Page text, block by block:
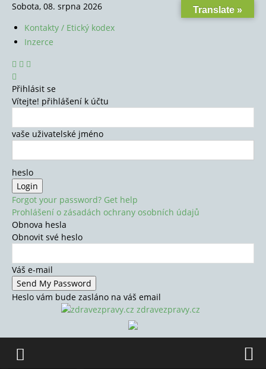
Sobota, 08. srpna 2026
Kontakty / Etický kodex
Inzerce
Přihlásit se
Vítejte! přihlášení k účtu
vaše uživatelské jméno
heslo
Forgot your password? Get help
Prohlášení o zásadách ochrany osobních údajů
Obnova hesla
Obnovit své heslo
Váš e-mail
Heslo vám bude zasláno na váš email
zdravezpravy.cz
Translate »